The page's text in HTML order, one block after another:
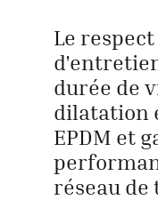
Le
durée de
dilatation
EPDM et
réseau